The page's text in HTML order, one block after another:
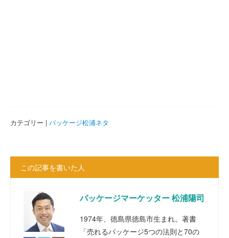
カテゴリー | パッケージ松浦ネタ
この記事を書いた人
パッケージマーケッター 松浦陽司
1974年、徳島県徳島市生まれ。著書
「売れるパッケージ5つの法則と70の